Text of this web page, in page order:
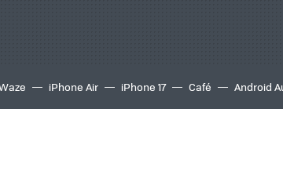
iPhone Air iPhone 17 Café Android